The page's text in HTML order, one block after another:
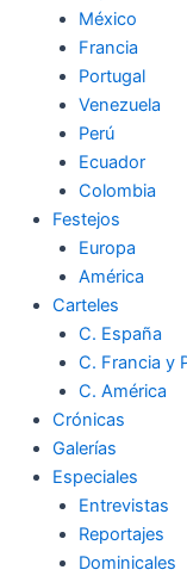
México
Francia
Portugal
Venezuela
Perú
Ecuador
Colombia
Festejos
Europa
América
Carteles
C. España
C. Francia y
C. América
Crónicas
Galerías
Especiales
Entrevistas
Reportajes
Dominicales